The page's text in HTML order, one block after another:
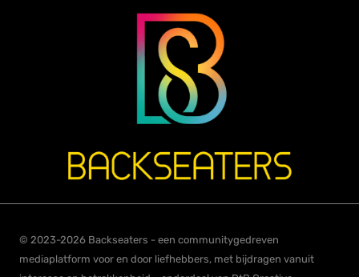
© 2023-2026 Backseaters - een communitygedreven
mediaplatform voor en door liefhebbers, met bijdragen vanuit